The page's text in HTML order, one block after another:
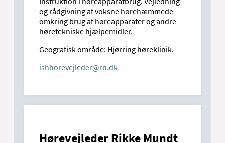
og rådgivning af voksne hørehæmmede
omkring brug af høreapparater og andre
høretekniske hjælpemidler.
Geografisk område: Hjørring høreklinik.
ishhorevejleder@rn.dk
Hørevejleder Rikke Mundt